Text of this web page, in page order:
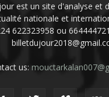
est un site d'analyse et
nationale et
622323958 ou
us: